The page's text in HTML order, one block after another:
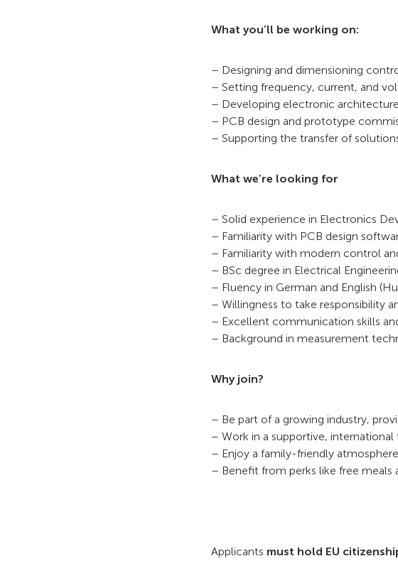
What you’ll be working on:
– Designing and dimensioning
– Setting frequency, current, and
– Developing electronic
– PCB design and prototype
– Supporting the transfer of
What we’re looking for
– Solid experience in Electronics
– Familiarity with PCB design
– Familiarity with modern control
– BSc degree in Electrical
– Fluency in German and English
– Willingness to take responsibility
– Excellent communication skills
– Background in measurement
Why join?
– Be part of a growing industry,
– Work in a supportive,
– Enjoy a family-friendly
– Benefit from perks like free meals
Applicants must hold EU